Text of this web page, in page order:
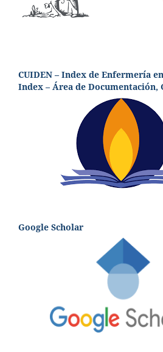
CUIDEN – Index de Enfermería
Index – Área de Documentación,
Google Scholar